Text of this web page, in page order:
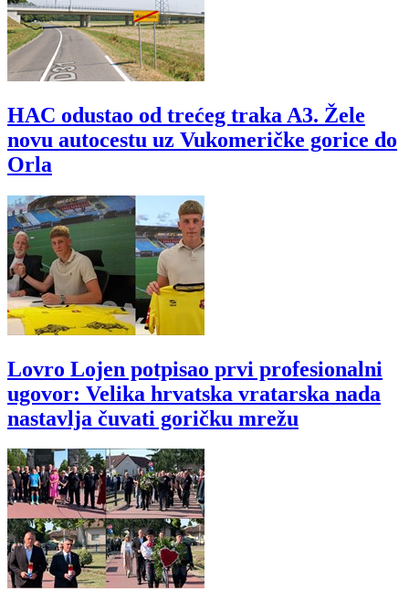
HAC odustao od trećeg traka A3. Žele
novu autocestu uz Vukomeričke gorice do
Orla
Lovro Lojen potpisao prvi profesionalni
ugovor: Velika hrvatska vratarska nada
nastavlja čuvati goričku mrežu